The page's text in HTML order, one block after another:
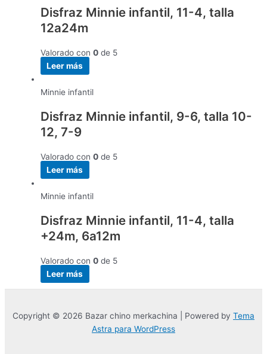
Disfraz Minnie infantil, 11-4, talla
12a24m
Valorado con 0 de 5
Leer más
Minnie infantil
Disfraz Minnie infantil, 9-6, talla 10-
12, 7-9
Valorado con 0 de 5
Leer más
Minnie infantil
Disfraz Minnie infantil, 11-4, talla
+24m, 6a12m
Valorado con 0 de 5
Leer más
Copyright © 2026 Bazar chino merkachina | Powered by Tema
Astra para WordPress